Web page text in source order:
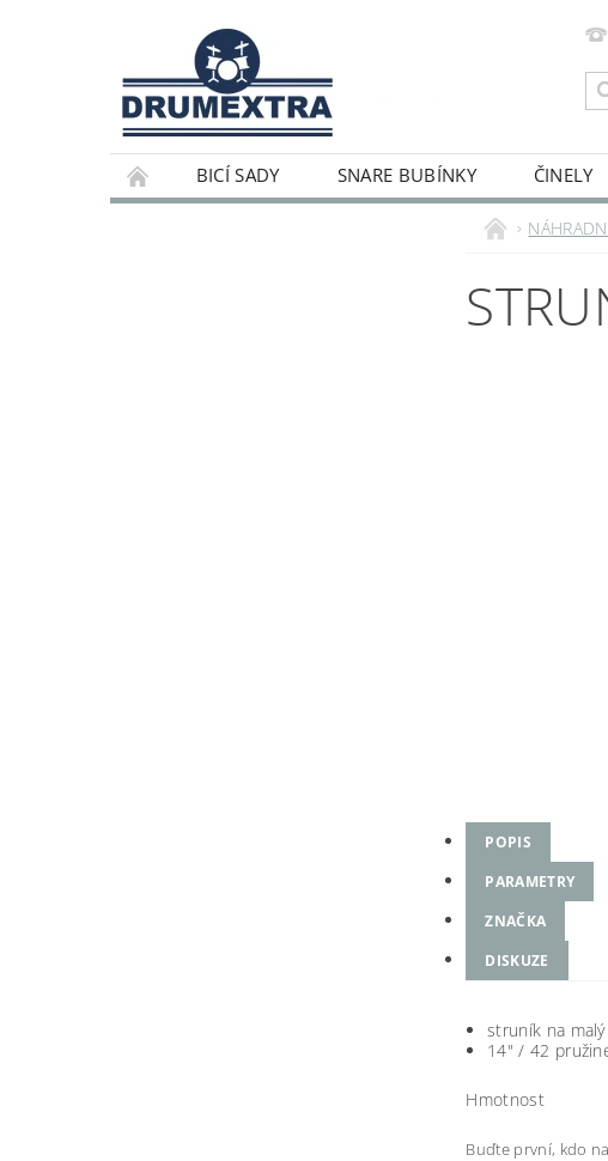
BICÍ SADY SNARE BUBÍNKY ČINELY
POPIS
PARAMETRY
ZNAČKA
DISKUZE
struník na
14" / 42
Hmotnost
Buďte první, kdo